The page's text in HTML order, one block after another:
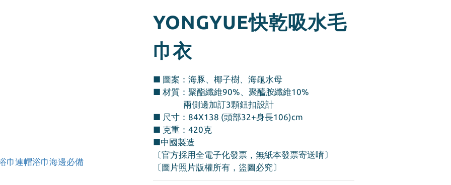
YONGYUE快乾吸水毛
巾衣
■ 圖案：海豚、椰子樹、海龜水母
■ 材質：聚酯纖維90%、聚醯胺纖維10%
               兩側邊加訂3顆鈕扣設計
■ 尺寸：84X138 (頭部32+身長106)cm
■ 克重：420克
■中國製造
〔官方採用全電子化發票，無紙本發票寄送唷〕
〔圖片照片版權所有，盜圖必究〕